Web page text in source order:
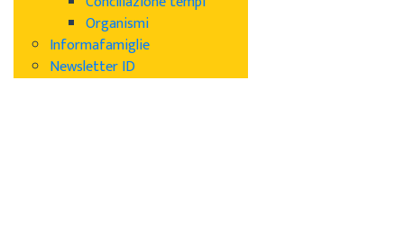
Organismi
Informafamiglie
Newsletter ID